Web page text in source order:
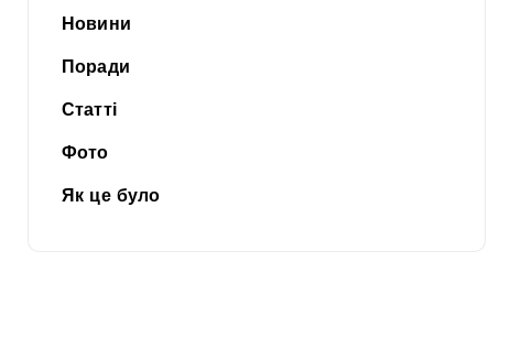
Новини
Поради
Статті
Фото
Як це було